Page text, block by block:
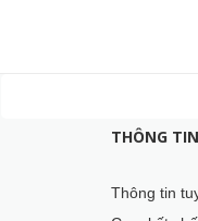
THÔNG
Thông tin